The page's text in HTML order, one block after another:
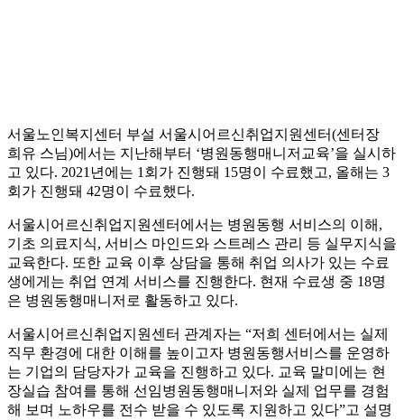
서울노인복지센터 부설 서울시어르신취업지원센터(센터장
희유 스님)에서는 지난해부터 ‘병원동행매니저교육’을 실시하
고 있다. 2021년에는 1회가 진행돼 15명이 수료했고, 올해는 3
회가 진행돼 42명이 수료했다.
서울시어르신취업지원센터에서는 병원동행 서비스의 이해,
기초 의료지식, 서비스 마인드와 스트레스 관리 등 실무지식을
교육한다. 또한 교육 이후 상담을 통해 취업 의사가 있는 수료
생에게는 취업 연계 서비스를 진행한다. 현재 수료생 중 18명
은 병원동행매니저로 활동하고 있다.
서울시어르신취업지원센터 관계자는 “저희 센터에서는 실제
직무 환경에 대한 이해를 높이고자 병원동행서비스를 운영하
는 기업의 담당자가 교육을 진행하고 있다. 교육 말미에는 현
장실습 참여를 통해 선임병원동행매니저와 실제 업무를 경험
해 보며 노하우를 전수 받을 수 있도록 지원하고 있다”고 설명